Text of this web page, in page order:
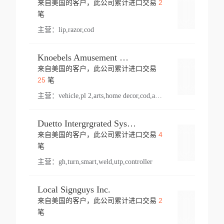
来自美国的客户，此公司累计进口交易 2
笔
主营： lip,razor,cod
Knoebels Amusement Resort
来自美国的客户，此公司累计进口交易
25笔
主营： vehicle,pl 2,arts,home decor,cod,amusement ride,sea
Duetto Intergrgrated Systems Inc.
来自美国的客户，此公司累计进口交易 4
笔
主营： gh,turn,smart,weld,utp,controller
Local Signguys Inc.
来自美国的客户，此公司累计进口交易 2
笔